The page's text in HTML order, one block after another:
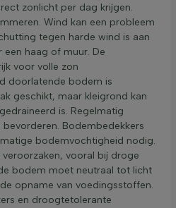
zonlicht per dag krijgen.
Wind kan een probleem
tegen harde wind is aan
haag of muur. De
voor volle zon
doorlatende bodem is
geschikt, maar kleigrond kan
is. Regelmatig
Bodembedekkers
bodemvochtigheid nodig.
vooral bij droge
bodem moet neutraal tot licht
opname van voedingsstoffen.
en droogtetolerante